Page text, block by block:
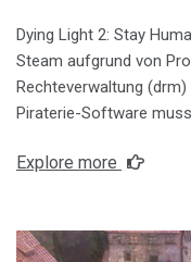
Dying Light 2: Stay
Steam aufgrund von
Rechteverwaltung
Piraterie-Software
Explore more